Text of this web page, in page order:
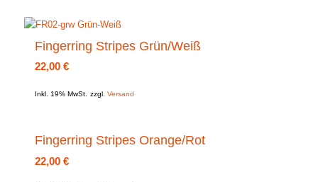
Fingerring Stripes Grün/Weiß
22,00 €
Inkl. 19% MwSt. zzgl. Versand
Fingerring Stripes Orange/Rot
22,00 €